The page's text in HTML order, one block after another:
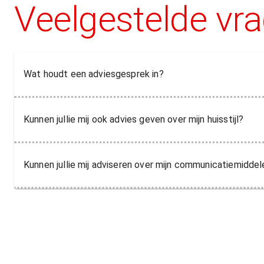
Veelgestelde
Wat houdt een adviesgesprek in?
Kunnen jullie mij ook advies geven over mijn huisstijl?
Kunnen jullie mij adviseren over mijn